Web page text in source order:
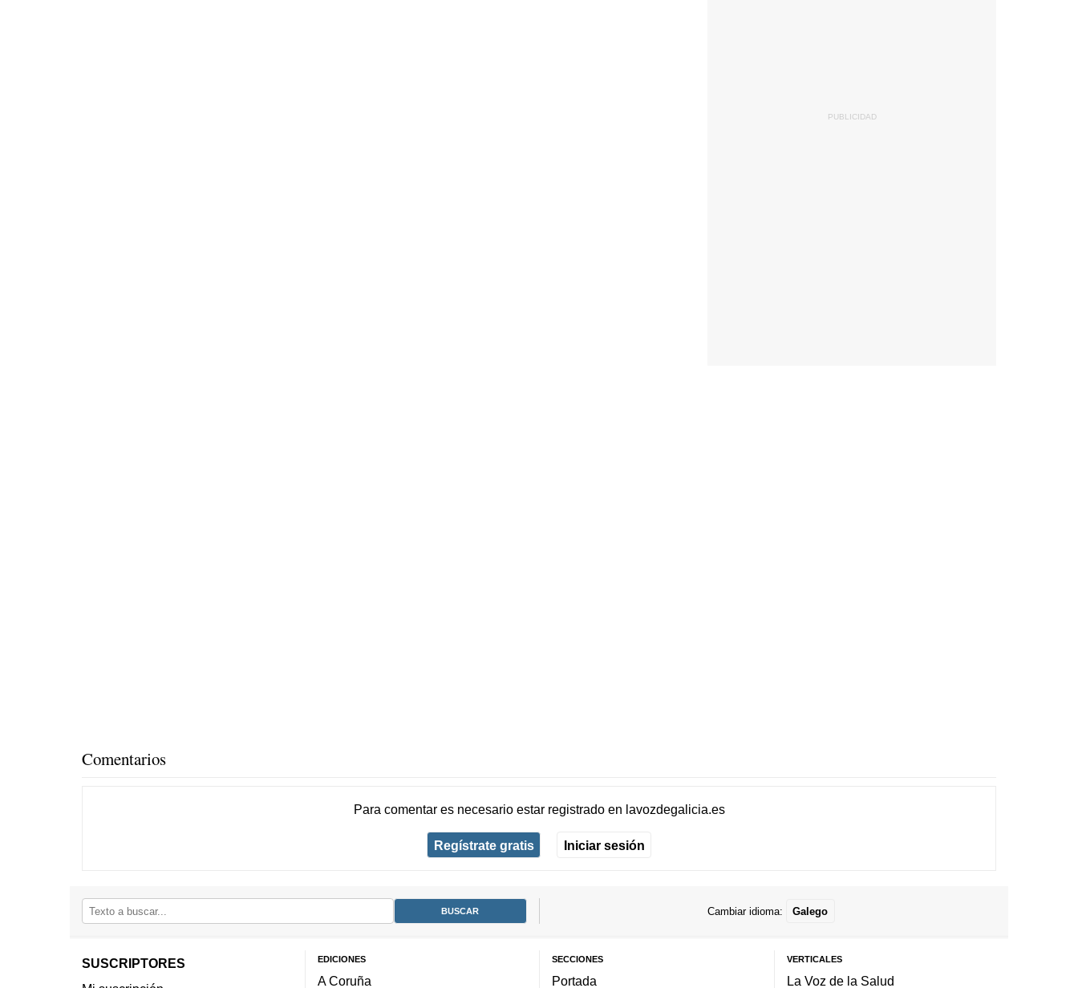
Comentarios
Para comentar es necesario estar registradoen lavozdegalicia.es
Regístrate gratis Iniciar sesión
Cambiar idioma: Galego
SUSCRIPTORES
EDICIONES
A Coruña
SECCIONES
Portada
VERTICALES
La Voz de la Salud